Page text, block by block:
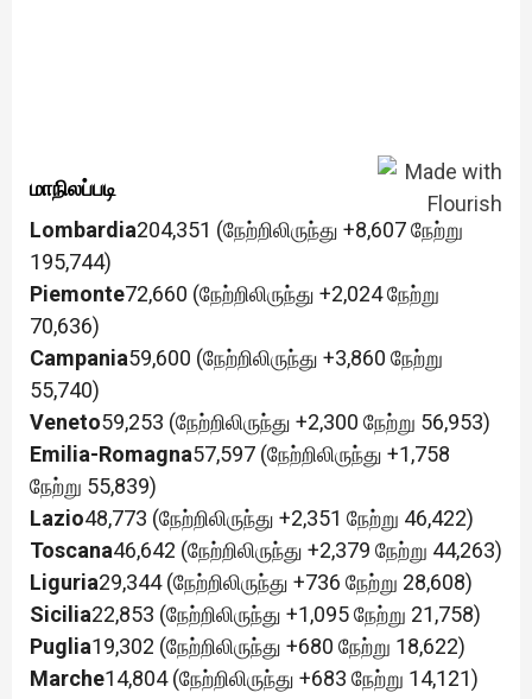
மாநிலப்படி
Lombardia204,351 (நேற்றிலிருந்து +8,607 நேற்று
195,744)
Piemonte72,660 (நேற்றிலிருந்து +2,024 நேற்று
70,636)
Campania59,600 (நேற்றிலிருந்து +3,860 நேற்று
55,740)
Veneto59,253 (நேற்றிலிருந்து +2,300 நேற்று 56,953)
Emilia-Romagna57,597 (நேற்றிலிருந்து +1,758
நேற்று 55,839)
Lazio48,773 (நேற்றிலிருந்து +2,351 நேற்று 46,422)
Toscana46,642 (நேற்றிலிருந்து +2,379 நேற்று 44,263)
Liguria29,344 (நேற்றிலிருந்து +736 நேற்று 28,608)
Sicilia22,853 (நேற்றிலிருந்து +1,095 நேற்று 21,758)
Puglia19,302 (நேற்றிலிருந்து +680 நேற்று 18,622)
Marche14,804 (நேற்றிலிருந்து +683 நேற்று 14,121)